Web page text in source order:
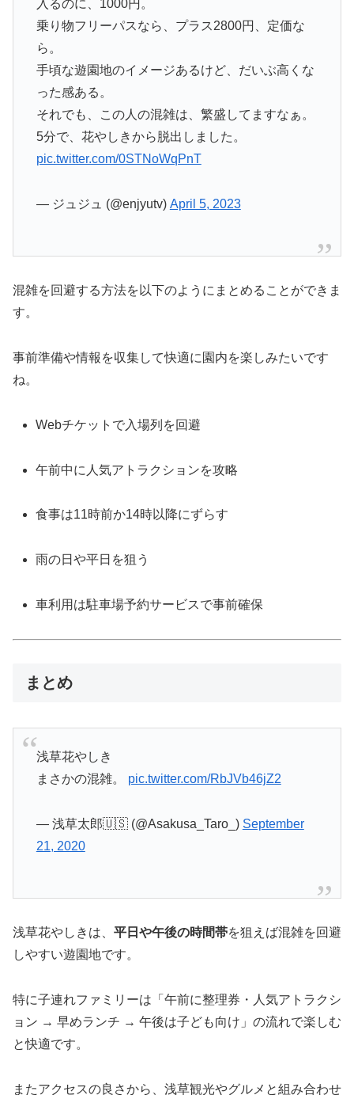
入るのに、1000円。
乗り物フリーパスなら、プラス2800円、定価な
ら。
手頃な遊園地のイメージあるけど、だいぶ高くな
った感ある。
それでも、この人の混雑は、繁盛してますなぁ。
5分で、花やしきから脱出しました。
pic.twitter.com/0STNoWqPnT
— ジュジュ (@enjyutv) April 5, 2023
混雑を回避する方法を以下のようにまとめることができま
す。
事前準備や情報を収集して快適に園内を楽しみたいです
ね。
Webチケットで入場列を回避
午前中に人気アトラクションを攻略
食事は11時前か14時以降にずらす
雨の日や平日を狙う
車利用は駐車場予約サービスで事前確保
まとめ
浅草花やしき
まさかの混雑。 pic.twitter.com/RbJVb46jZ2
— 浅草太郎🇺🇸 (@Asakusa_Taro_) September
21, 2020
浅草花やしきは、 平日や午後の時間帯を狙えば混雑を回避
しやすい遊園地です。
特に子連れファミリーは「午前に整理券・人気アトラクシ
ョン → 早めランチ → 午後は子ども向け」の流れで楽しむ
と快適です。
またアクセスの良さから、浅草観光やグルメと組み合わせ